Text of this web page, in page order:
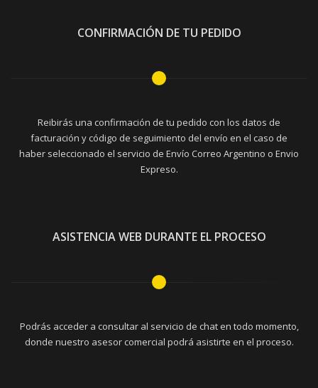
CONFIRMACIÓN DE TU PEDIDO
Reibirás una confirmación de tu pedido con los datos de
facturación y código de seguimiento del envío en el caso de
haber seleccionado el servicio de Envío Correo Argentino o Envio
Expreso.
ASISTENCIA WEB DURANTE EL PROCESO
Podrás acceder a consultar al servicio de chat en todo momento,
donde nuestro asesor comercial podrá asistirte en el proceso.